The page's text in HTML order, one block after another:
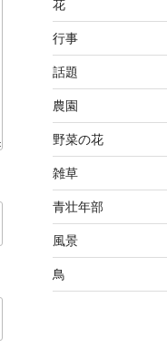
花
行事
話題
農園
野菜の花
雑草
青壮年部
風景
鳥